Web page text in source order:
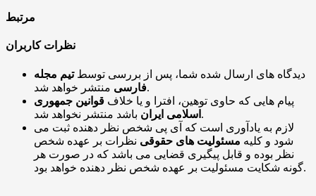
مرتبط
نظرات کاربران
دیدگاه های ارسال شده شما، پس از بررسی توسطتیم مجله
فارسیمنتشر خواهد شد.
پیام هایی که حاوی توهین، افترا و یا خلاف قوانین جمهوری
اسلامی ایران باشد منتشر نخواهد شد.
لازم به یادآوری است که آی پی شخص نظر دهنده ثبت می
شود و کلیه مسئولیت های حقوقی نظرات بر عهده شخص
نظر بوده و قابل پیگیری قضایی می باشد که در صورت هر
گونه شکایت مسئولیت بر عهده شخص نظر دهنده خواهد بود.